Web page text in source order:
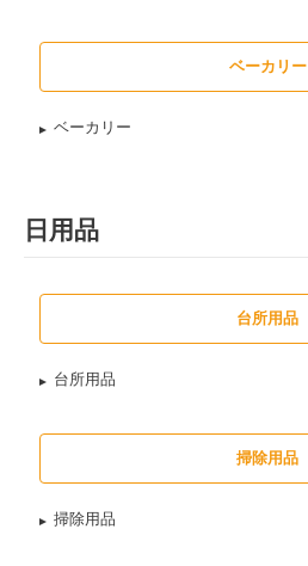
ベーカリー
ベーカリー
日用品
台所用品
台所用品
掃除用品
掃除用品